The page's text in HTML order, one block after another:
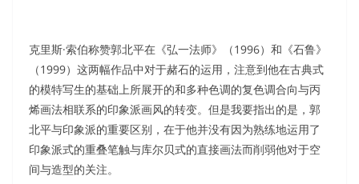
克里斯·索伯称赞郭北平在《弘一法师》（1996）和《石鲁》
（1999）这两幅作品中对于赭石的运用，注意到他在古典式
的模特写生的基础上所展开的和多种色调的复色调合向与丙
烯画法相联系的印象派画风的转变。但是我要指出的是，郭
北平与印象派的重要区别，在于他并没有因为熟练地运用了
印象派式的重叠笔触与库尔贝式的直接画法而削弱他对于空
间与造型的关注。